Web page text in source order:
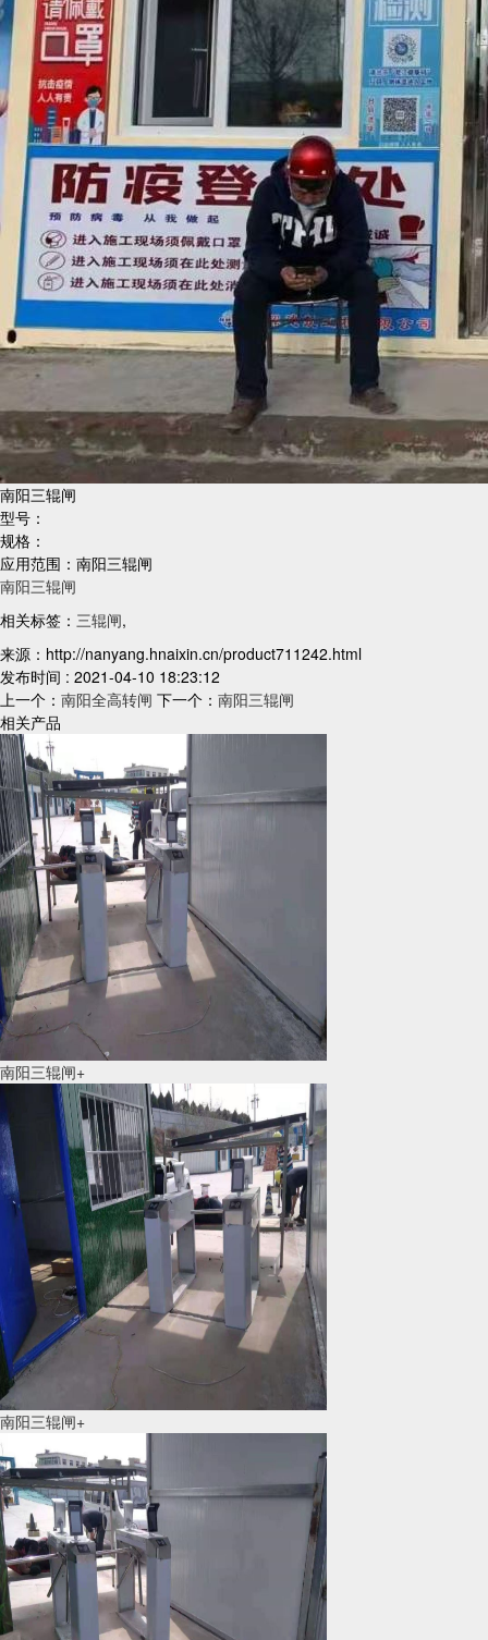
南阳三辊闸
型号：
规格：
应用范围：南阳三辊闸
南阳三辊闸
相关标签： 三辊闸,
来源：http://nanyang.hnaixin.cn/product711242.html
发布时间 : 2021-04-10 18:23:12
上一个： 南阳全高转闸 下一个： 南阳三辊闸
相关产品
南阳三辊闸+
南阳三辊闸+